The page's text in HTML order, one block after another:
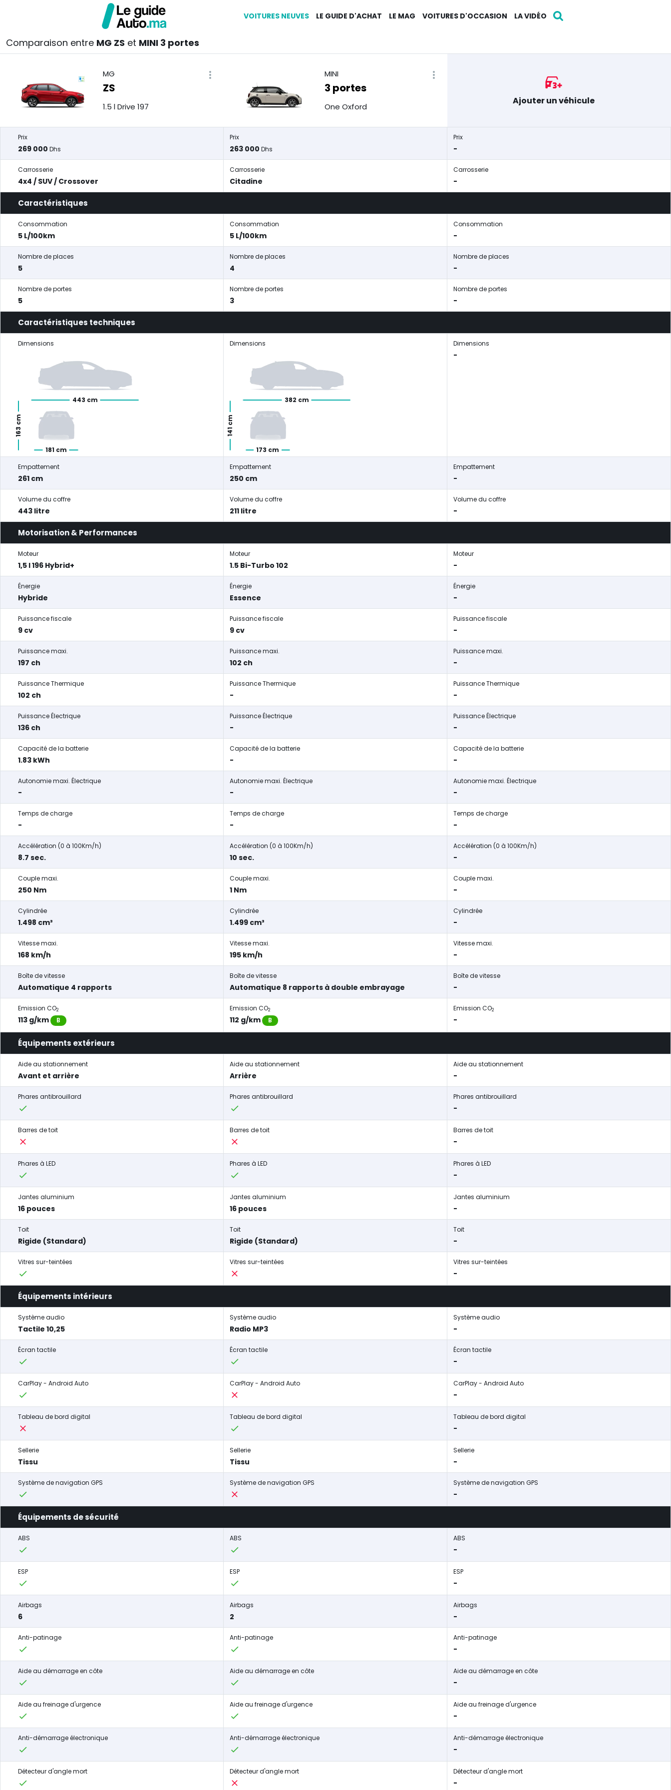
VOITURES NEUVES LE GUIDE D'ACHAT LE MAG VOITURES D'OCCASION LA VIDÉO
Comparaison entre MG ZS et MINI 3 portes
MG
ZS
1.5 l Drive 197
MINI
3 portes
One Oxford
Ajouter un véhicule
Prix
269 000 Dhs
Prix
263 000 Dhs
Prix
-
Carrosserie
4x4 / SUV / Crossover
Carrosserie
Citadine
Carrosserie
-
Caractéristiques
Consommation
5 L/100km
Consommation
5 L/100km
Consommation
-
Nombre de places
5
Nombre de places
4
Nombre de places
-
Nombre de portes
5
Nombre de portes
3
Nombre de portes
-
Caractéristiques techniques
Dimensions
443 cm
181 cm
163 cm
Dimensions
382 cm
173 cm
141 cm
Dimensions
-
Empattement
261 cm
Empattement
250 cm
Empattement
-
Volume du coffre
443 litre
Volume du coffre
211 litre
Volume du coffre
-
Motorisation & Performances
Moteur
1,5 l 196 Hybrid+
Moteur
1.5 Bi-Turbo 102
Moteur
-
Énergie
Hybride
Énergie
Essence
Énergie
-
Puissance fiscale
9 cv
Puissance fiscale
9 cv
Puissance fiscale
-
Puissance maxi.
197 ch
Puissance maxi.
102 ch
Puissance maxi.
-
Puissance Thermique
102 ch
Puissance Thermique
-
Puissance Thermique
-
Puissance Électrique
136 ch
Puissance Électrique
-
Puissance Électrique
-
Capacité de la batterie
1.83 kWh
Capacité de la batterie
-
Capacité de la batterie
-
Autonomie maxi. Électrique
-
Autonomie maxi. Électrique
-
Autonomie maxi. Électrique
-
Temps de charge
-
Temps de charge
-
Temps de charge
-
Accélération (0 à 100Km/h)
8.7 sec.
Accélération (0 à 100Km/h)
10 sec.
Accélération (0 à 100Km/h)
-
Couple maxi.
250 Nm
Couple maxi.
1 Nm
Couple maxi.
-
Cylindrée
1.498 cm³
Cylindrée
1.499 cm³
Cylindrée
-
Vitesse maxi.
168 km/h
Vitesse maxi.
195 km/h
Vitesse maxi.
-
Boîte de vitesse
Automatique 4 rapports
Boîte de vitesse
Automatique 8 rapports à double embrayage
Boîte de vitesse
-
Emission CO2
113 g/km B
Emission CO2
112 g/km B
Emission CO2
-
Équipements extérieurs
Aide au stationnement
Avant et arrière
Aide au stationnement
Arrière
Aide au stationnement
-
Phares antibrouillard Phares antibrouillard Phares antibrouillard
-
Barres de toit Barres de toit Barres de toit
-
Phares à LED Phares à LED Phares à LED
-
Jantes aluminium
16 pouces
Jantes aluminium
16 pouces
Jantes aluminium
-
Toit
Rigide (Standard)
Toit
Rigide (Standard)
Toit
-
Vitres sur-teintées Vitres sur-teintées Vitres sur-teintées
-
Équipements intérieurs
Système audio
Tactile 10,25
Système audio
Radio MP3
Système audio
-
Écran tactile Écran tactile Écran tactile
-
CarPlay - Android Auto CarPlay - Android Auto CarPlay - Android Auto
-
Tableau de bord digital Tableau de bord digital Tableau de bord digital
-
Sellerie
Tissu
Sellerie
Tissu
Sellerie
-
Système de navigation GPS Système de navigation GPS Système de navigation GPS
-
Équipements de sécurité
ABS ABS ABS
-
ESP ESP ESP
-
Airbags
6
Airbags
2
Airbags
-
Anti-patinage Anti-patinage Anti-patinage
-
Aide au démarrage en côte Aide au démarrage en côte Aide au démarrage en côte
-
Aide au freinage d'urgence Aide au freinage d'urgence Aide au freinage d'urgence
-
Anti-démarrage électronique Anti-démarrage électronique Anti-démarrage électronique
-
Détecteur d'angle mort Détecteur d'angle mort Détecteur d'angle mort
-